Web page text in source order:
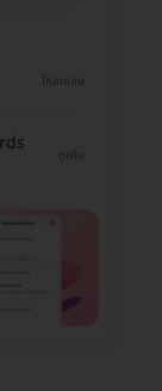
โหลดเลย
ดูเพิ่ม